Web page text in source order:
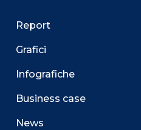
Report
Grafici
Infografiche
Business case
News